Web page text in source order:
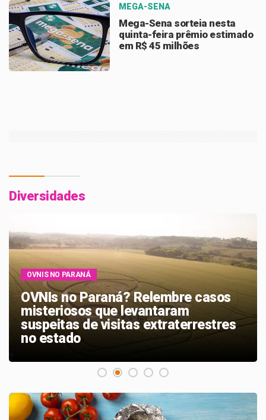
MEGA-SENA
Mega-Sena sorteia nesta
quinta-feira prêmio estimado
em R$ 45 milhões
Diversidades
OVNIS NO PARANÁ
OVNIs no Paraná? Relembre casos
misteriosos que levantaram
suspeitas de visitas extraterrestres
no estado